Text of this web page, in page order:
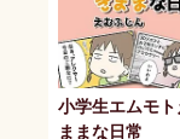
小学生エムモト
ままな日常